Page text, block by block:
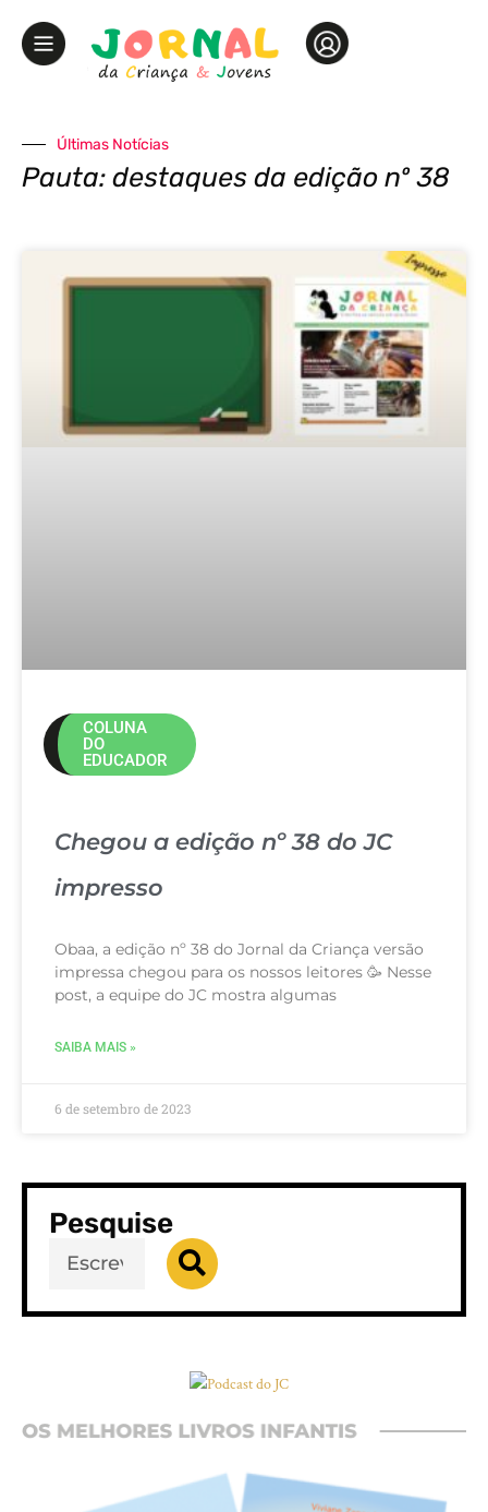
Últimas Notícias
Pauta: destaques da edição nº 38
COLUNA
DO
EDUCADOR
Chegou a edição nº 38 do JC
impresso
Obaa, a edição nº 38 do Jornal da Criança versão
impressa chegou para os nossos leitores 🥳 Nesse
post, a equipe do JC mostra algumas
SAIBA MAIS »
6 de setembro de 2023
Pesquise